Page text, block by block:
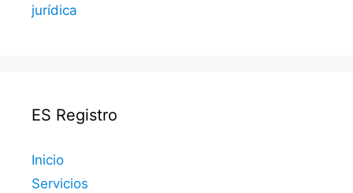
jurídica
ES Registro
Inicio
Servicios